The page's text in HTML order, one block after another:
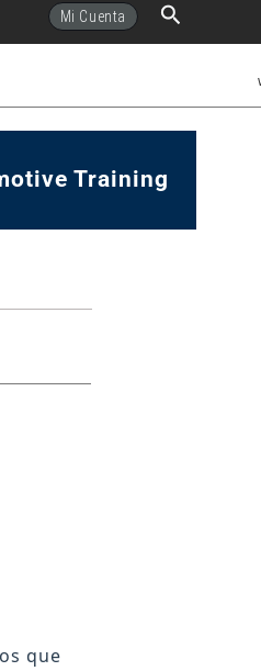
Mi Cuenta Buscar
Training
que